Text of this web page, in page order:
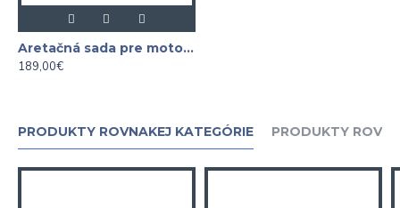
Aretačná sada pre motory BMW M3 S65, S65B40 a S65B44 ASTA
189,00€
PRODUKTY ROVNAKEJ KATEGÓRIE PRODUKTY